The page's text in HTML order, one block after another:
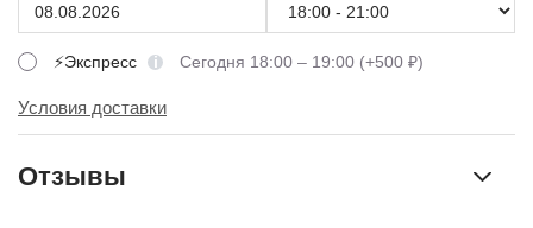
⚡Экспресс Сегодня 18:00 – 19:00 (+500 ₽)
Условия доставки
Отзывы